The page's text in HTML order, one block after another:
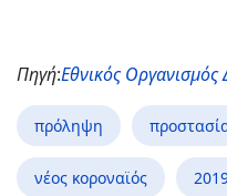
Πηγή:Εθνικός Οργανισμός
πρόληψη
νέος κοροναϊός